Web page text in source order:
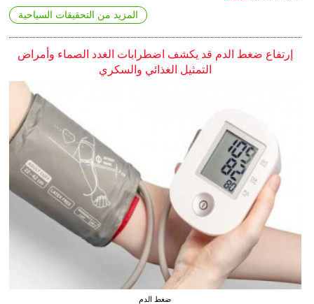
المزيد من التحقيقات السياحية
إرتفاع ضغط الدم قد يكشف اضطرابات الغدد الصماء وأمراض
التمثيل الغذائي والسكري
ضغط الدم